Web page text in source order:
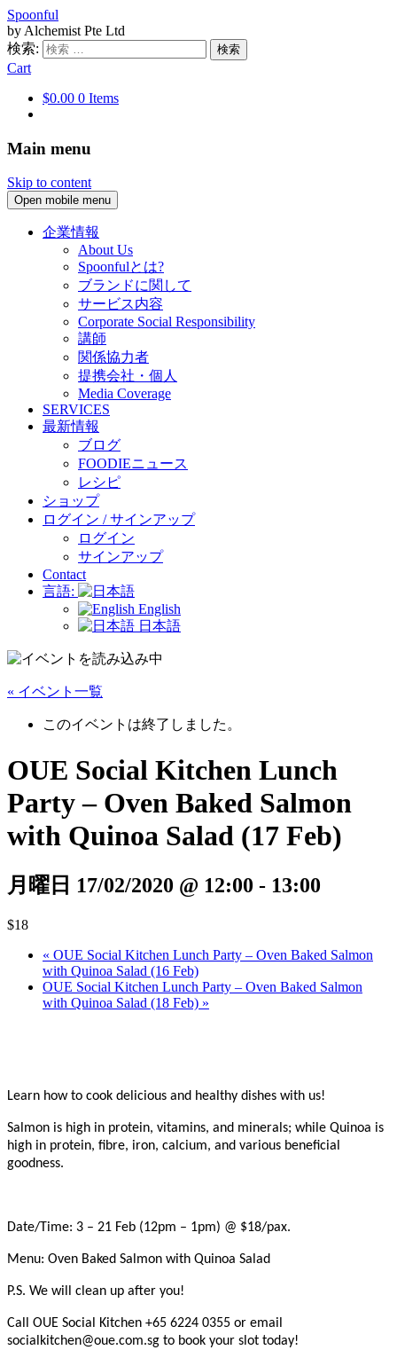
Spoonful
by Alchemist Pte Ltd
検索:
Cart
$0.00 0 Items
Main menu
Skip to content
Open mobile menu
企業情報
About Us
Spoonfulとは?
ブランドに関して
サービス内容
Corporate Social Responsibility
講師
関係協力者
提携会社・個人
Media Coverage
SERVICES
最新情報
ブログ
FOODIEニュース
レシピ
ショップ
ログイン / サインアップ
ログイン
サインアップ
Contact
言語:
English
日本語
« イベント一覧
このイベントは終了しました。
OUE Social Kitchen Lunch
Party – Oven Baked Salmon
with Quinoa Salad (17 Feb)
月曜日 17/02/2020 @ 12:00 - 13:00
$18
« OUE Social Kitchen Lunch Party – Oven Baked Salmon
with Quinoa Salad (16 Feb)
OUE Social Kitchen Lunch Party – Oven Baked Salmon
with Quinoa Salad (18 Feb) »
Learn how to cook delicious and healthy dishes with us!
Salmon is high in protein, vitamins, and minerals; while Quinoa is
high in protein, fibre, iron, calcium, and various beneficial
goodness.
Date/Time: 3 – 21 Feb (12pm – 1pm) @ $18/pax.
Menu: Oven Baked Salmon with Quinoa Salad
P.S. We will clean up after you!
Call OUE Social Kitchen +65 6224 0355 or email
socialkitchen@oue.com.sg to book your slot today!